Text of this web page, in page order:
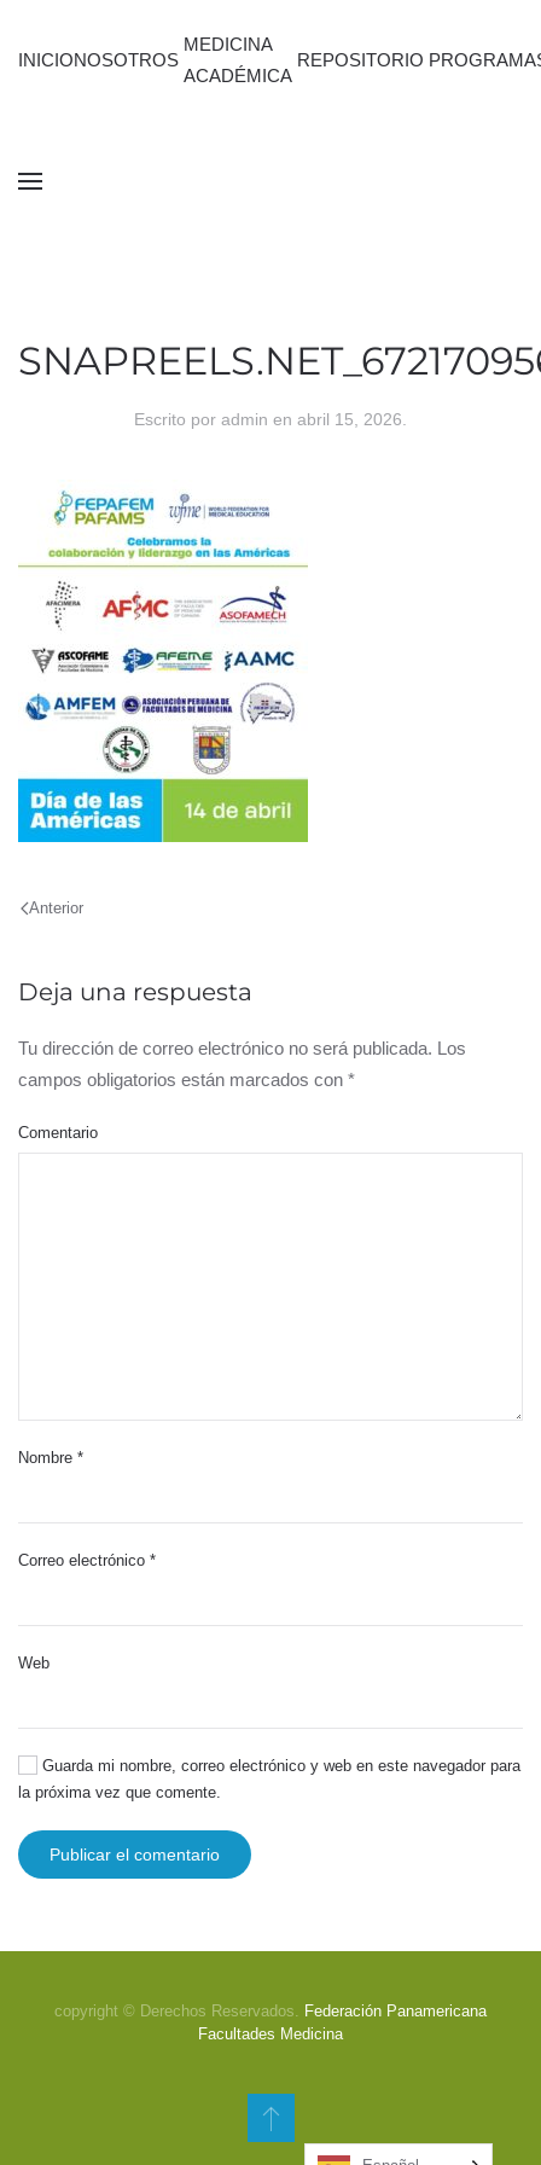
INICIONOSOTROS
MEDICINA
ACADÉMICA
REPOSITORIO
Escrito por admin en abril 15, 2026
Anterior
Deja una respuesta
Tu dirección de correo electrónico no será publicada. Los
campos obligatorios están marcados con *
Comentario
Nombre *
Correo electrónico *
Web
Guarda mi nombre, correo electrónico y web en este navegador para
la próxima vez que comente.
Publicar el comentario
copyright © Derechos Reservados. Federación Panamericana
Facultades Medicina